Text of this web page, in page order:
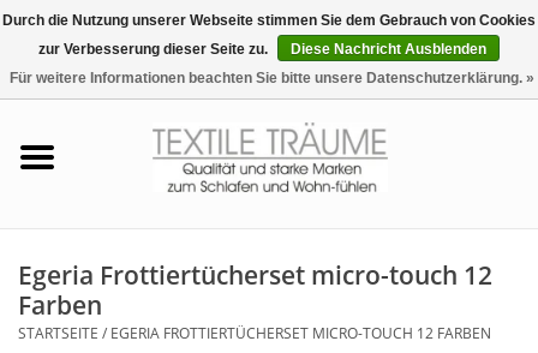
0 Artikel - €0,00
Tag & Nachtwäsche
Egeria Frottiertücherset micro-touch 12
Farben
STARTSEITE / EGERIA FROTTIERTÜCHERSET MICRO-TOUCH 12 FARBEN
Durch die Nutzung unserer Webseite stimmen Sie dem Gebrauch von Cookies
zur Verbesserung dieser Seite zu.
Diese Nachricht Ausblenden
Für weitere Informationen beachten Sie bitte unsere Datenschutzerklärung. »